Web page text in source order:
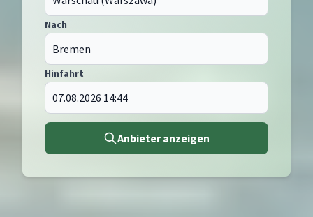
Nach
Hinfahrt
Anbieter anzeigen